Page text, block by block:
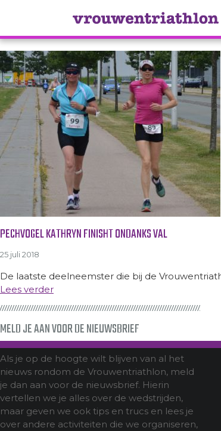
Tag Archive: Kathryn
PECHVOGEL KATHRYN FINISHT ONDANKS VAL
25 juli 2018
De laatste deelneemster die bij de
Lees verder
MELD JE AAN VOOR DE NIEUWSBRIEF
Als je op de hoogte wilt blijven van al het
nieuws rondom de Vrouwentriathlon, meld
je dan aan voor de nieuwsbrief. Hierin
vertellen we je alles over de wedstrijden,
maar geven we ook tips en trucs en lees je
over andere activiteiten die we organiseren,